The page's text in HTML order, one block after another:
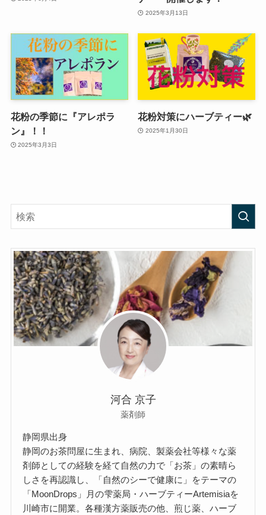
2025年3月13日
花粉の季節に『アレポラ
ン』！！
2025年3月3日
花粉対策にハーブティー🌿
2025年1月30日
河合 京子
薬剤師
静岡県出身
静岡のお茶問屋に生まれ、病院、製薬会社等様々な薬
剤師としての経験を経て自然の力で「お茶」の素晴ら
しさを再認識し、「自然のシーで健康に」をテーマの
「MoonDrops」月の雫薬局・ハーブティーArtemisiaを
川崎市に開業。各種漢方薬販売の他、煎じ薬、ハーブ